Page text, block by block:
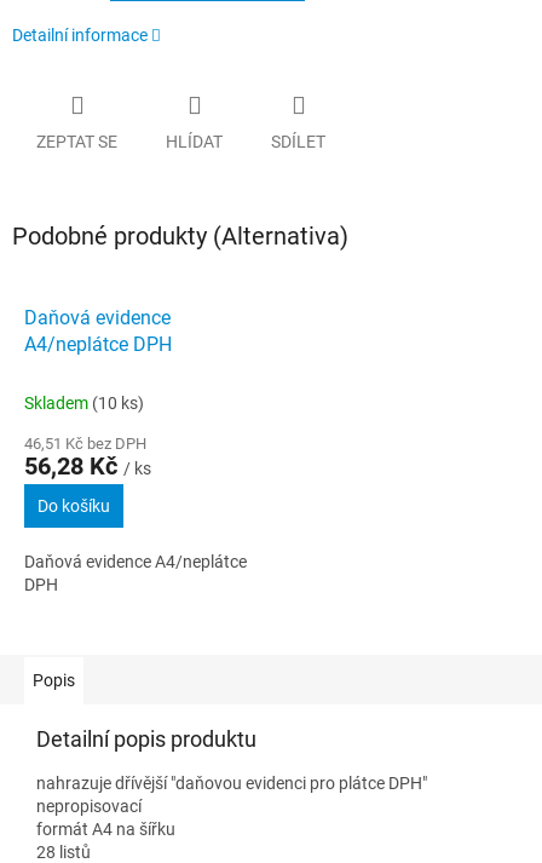
Detailní informace
ZEPTAT SE HLÍDAT SDÍLET
Podobné produkty (Alternativa)
Daňová evidence
A4/neplátce DPH
Skladem (10 ks)
46,51 Kč bez DPH
56,28 Kč / ks
Do košíku
Daňová evidence A4/neplátce
DPH
Popis
Detailní popis produktu
nahrazuje dřívější "daňovou evidenci pro plátce DPH"
nepropisovací
formát A4 na šířku
28 listů